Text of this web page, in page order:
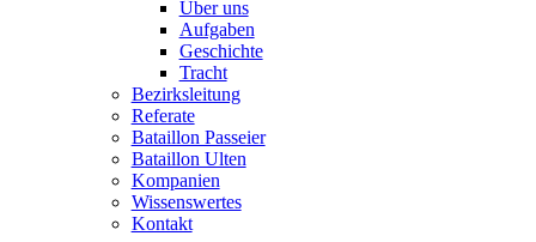
Über uns
Aufgaben
Geschichte
Tracht
Bezirksleitung
Referate
Bataillon Passeier
Bataillon Ulten
Kompanien
Wissenswertes
Kontakt